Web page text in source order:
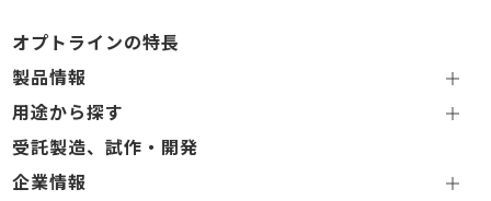
オプトラインの特長
製品情報
用途から探す
受託製造、試作・開発
企業情報